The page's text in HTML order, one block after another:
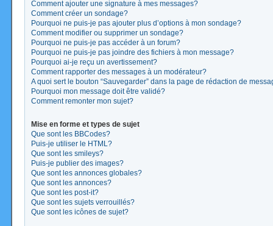
Comment ajouter une signature à mes messages?
Comment créer un sondage?
Pourquoi ne puis-je pas ajouter plus d’options à mon sondage?
Comment modifier ou supprimer un sondage?
Pourquoi ne puis-je pas accéder à un forum?
Pourquoi ne puis-je pas joindre des fichiers à mon message?
Pourquoi ai-je reçu un avertissement?
Comment rapporter des messages à un modérateur?
A quoi sert le bouton “Sauvegarder” dans la page de rédaction de
Pourquoi mon message doit être validé?
Comment remonter mon sujet?
Mise en forme et types de sujet
Que sont les BBCodes?
Puis-je utiliser le HTML?
Que sont les smileys?
Puis-je publier des images?
Que sont les annonces globales?
Que sont les annonces?
Que sont les post-it?
Que sont les sujets verrouillés?
Que sont les icônes de sujet?